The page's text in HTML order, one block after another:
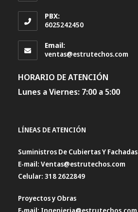
PBX:
6025242450
Email:
ventas@estrutechos.com
HORARIO DE ATENCIÓN
Lunes a Viernes: 7:00 a 5:00
LÍNEAS DE ATENCIÓN
Suministros De Cubiertas Y Fachadas
E-mail: Ventas@estrutechos.com
Celular: 318 2622849
Proyectos y Obras